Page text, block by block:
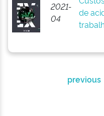
2021-
04
de
previous